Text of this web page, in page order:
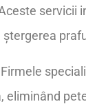
servicii
eliminând